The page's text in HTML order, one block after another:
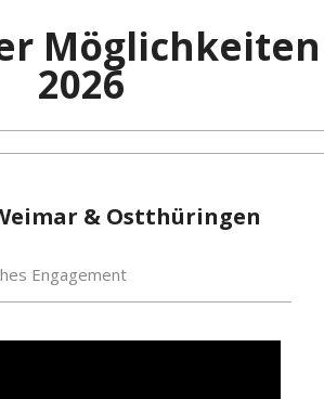
Möglichkeiten
2026
& Ostthüringen
Engagement